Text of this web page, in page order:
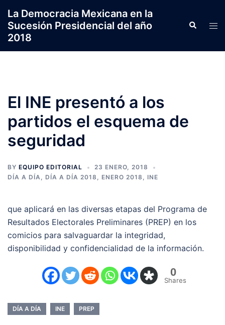
contenido
La Democracia Mexicana en la
Sucesión Presidencial del año
2018
Search
El INE presentó a los
partidos el esquema de
seguridad
BY EQUIPO EDITORIAL
23 ENERO, 2018
DÍA A DÍA, DÍA A DÍA 2018 , ENERO 2018 , INE
que aplicará en las diversas etapas del Programa de
Resultados Electorales Preliminares (PREP) en los
comicios para salvaguardar la integridad,
disponibilidad y confidencialidad de la información.
0
Shares
DÍA A DÍA INE PREP